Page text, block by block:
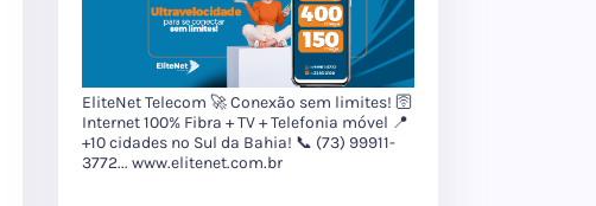
EliteNet Telecom 🚀 Conexão sem limites! 🛜
Internet 100% Fibra + TV + Telefonia móvel 📍
+10 cidades no Sul da Bahia! 📞 (73) 99911-
3772... www.elitenet.com.br